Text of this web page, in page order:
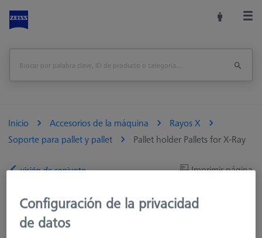
Inicio Accesorios de la máquina
Rayos X
Soporte para pallet y pallet
Pallet holder Pallets for X-Ray
Imprimir página
visión de conjunto
Configuración de la privacidad
de datos